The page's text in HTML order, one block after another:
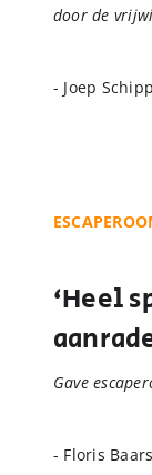
door de
- Joep
‘Heel
Gave
- Floris Baars